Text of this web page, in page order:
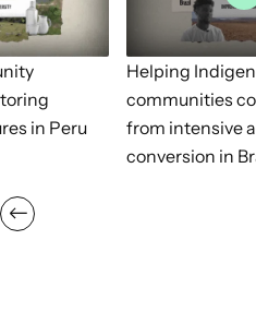
in Peru
Helping
communities
from intensive
conversion in